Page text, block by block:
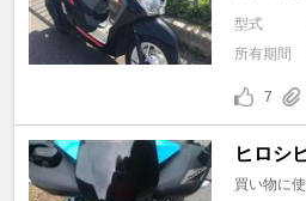
型式
所有期間
7
ヒロシ
買い物に